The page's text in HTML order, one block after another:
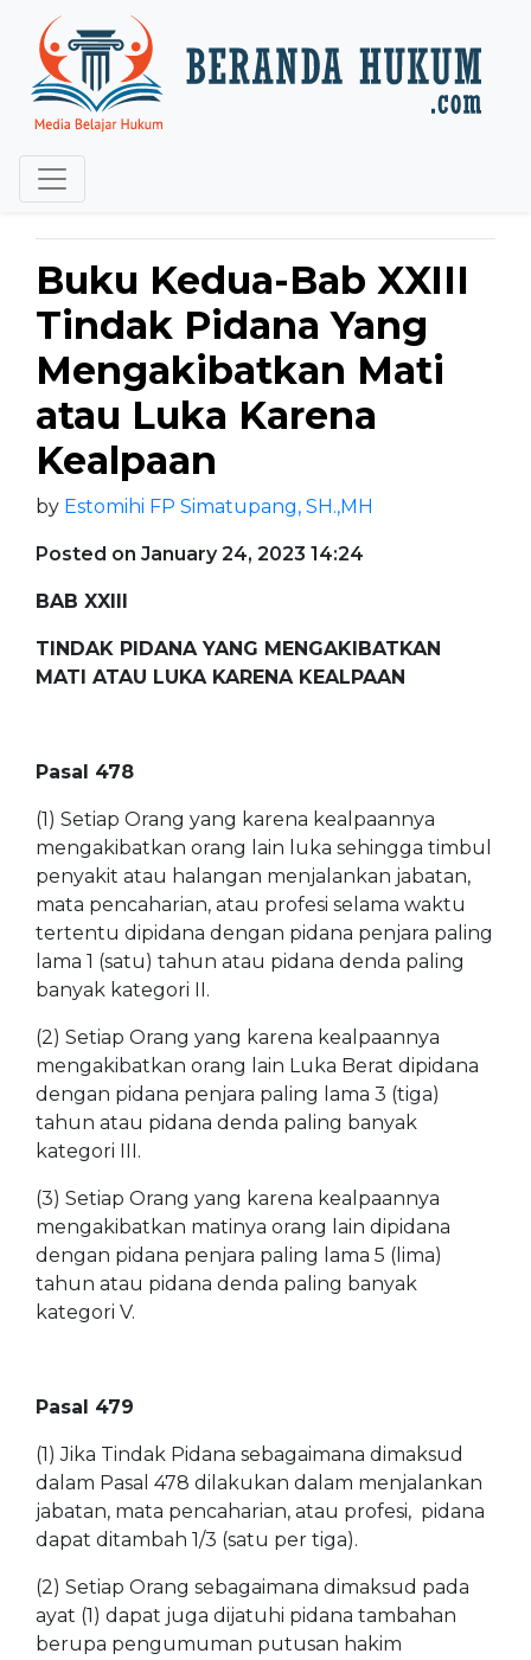
Buku Kedua-Bab XXIII
Tindak Pidana Yang
Mengakibatkan Mati
atau Luka Karena
Kealpaan
by Estomihi FP Simatupang, SH.,MH
Posted on January 24, 2023 14:24
BAB XXIII
TINDAK PIDANA YANG MENGAKIBATKAN
MATI ATAU LUKA KARENA KEALPAAN
Pasal 478
(1) Setiap Orang yang karena kealpaannya
mengakibatkan orang lain luka sehingga timbul
penyakit atau halangan menjalankan jabatan,
mata pencaharian, atau profesi selama waktu
tertentu dipidana dengan pidana penjara paling
lama 1 (satu) tahun atau pidana denda paling
banyak kategori II.
(2) Setiap Orang yang karena kealpaannya
mengakibatkan orang lain Luka Berat dipidana
dengan pidana penjara paling lama 3 (tiga)
tahun atau pidana denda paling banyak
kategori III.
(3) Setiap Orang yang karena kealpaannya
mengakibatkan matinya orang lain dipidana
dengan pidana penjara paling lama 5 (lima)
tahun atau pidana denda paling banyak
kategori V.
Pasal 479
(1) Jika Tindak Pidana sebagaimana dimaksud
dalam Pasal 478 dilakukan dalam menjalankan
jabatan, mata pencaharian, atau profesi, pidana
dapat ditambah 1/3 (satu per tiga).
(2) Setiap Orang sebagaimana dimaksud pada
ayat (1) dapat juga dijatuhi pidana tambahan
berupa pengumuman putusan hakim